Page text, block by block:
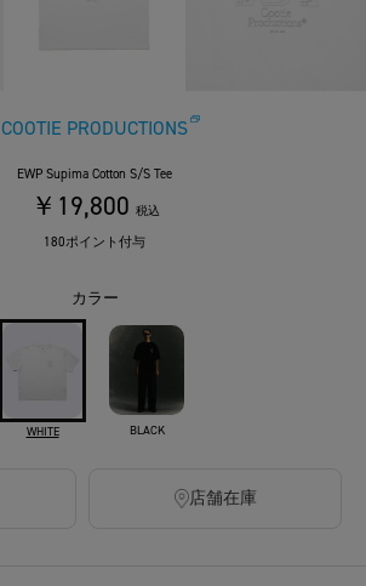
COOTIE PRODUCTIONS
EWP Supima Cotton S/S Tee
￥19,800 税込
180ポイント付与
カラー
WHITE BLACK
店舗在庫